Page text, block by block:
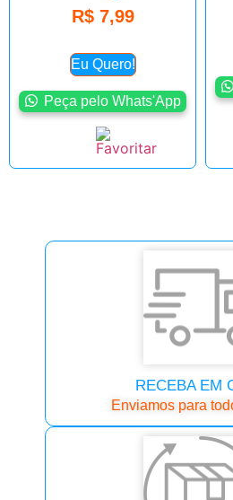
R$7,99
Eu Quero!
Peça pelo Whats'App
RECEBA EM
Enviamos para